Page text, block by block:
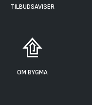
TILBUDSAVISER
OM BYGMA